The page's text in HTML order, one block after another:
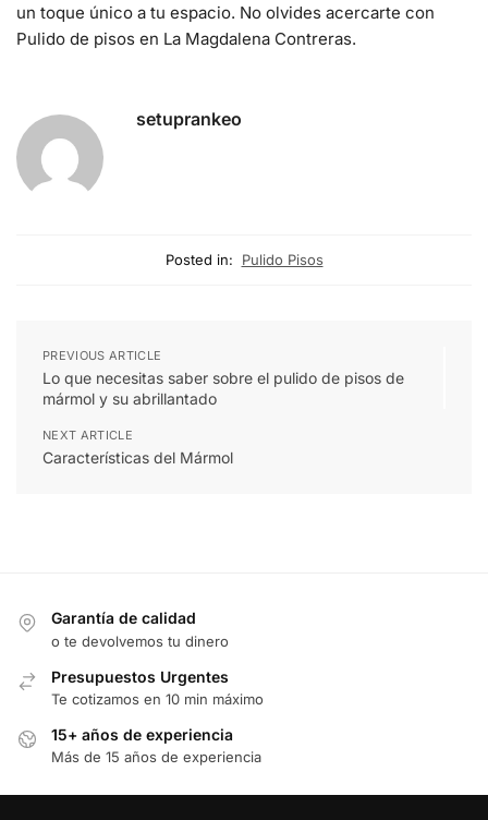
un toque único a tu espacio. No olvides acercarte con
Pulido de pisos en La Magdalena Contreras.
setuprankeo
Posted in: Pulido Pisos
PREVIOUS ARTICLE
Lo que necesitas saber sobre el pulido de pisos de
mármol y su abrillantado
NEXT ARTICLE
Características del Mármol
Garantía de calidad
o te devolvemos tu dinero
Presupuestos Urgentes
Te cotizamos en 10 min máximo
15+ años de experiencia
Más de 15 años de experiencia